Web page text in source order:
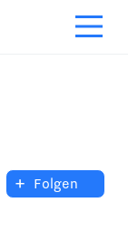
+ Folgen